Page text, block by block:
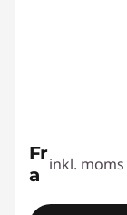
Fr
a inkl. moms